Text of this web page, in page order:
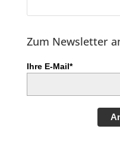
Zum Newsletter
Ihre E-Mail*